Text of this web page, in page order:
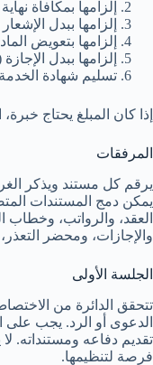
إلزامها بمكافأة
إلزامها ببدل
إلزامها بتعويض المادة 77
إلزامها ببدل
تسليم شهادة الخدمة
إذا كان المبلغ يحتاج
المرفقات
يرقم كل مستند ويذكر
يمكن دمج المستندات
العقد، والرواتب، وخطاب
والإجازات، ومحضر التعذر،
الجلسة الأولى
تتحقق الدائرة من
الدعوى أو الرد. يجب
تقديم دفاعه ومستنداته.
فرصة لتنظيمها.